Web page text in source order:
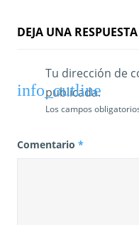
a
DEJA UNA RESPUESTA
Tu dirección de
publicada.
Los campos
Comentario *